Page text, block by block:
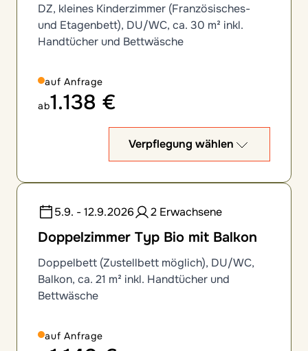
DZ, kleines Kinderzimmer (Französisches-
und Etagenbett), DU/WC, ca. 30 m² inkl.
Handtücher und Bettwäsche
auf Anfrage
ab1.138 €
Verpflegung wählen
5.9. - 12.9.2026 2 Erwachsene
Doppelzimmer Typ Bio mit Balkon
Doppelbett (Zustellbett möglich), DU/WC,
Balkon, ca. 21 m² inkl. Handtücher und
Bettwäsche
auf Anfrage